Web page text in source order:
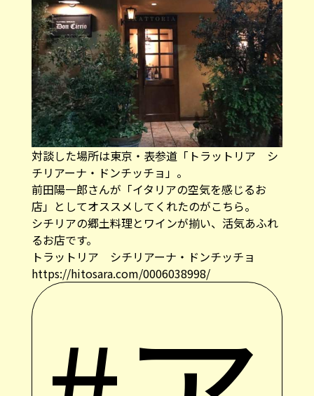
対談した場所は東京・表参道「トラットリア シ
チリアーナ・ドンチッチョ」。
前田陽一郎さんが「イタリアの空気を感じるお
店」としてオススメしてくれたのがこちら。
シチリアの郷土料理とワインが揃い、活気あふれ
るお店です。
トラットリア シチリアーナ・ドンチッチョ
https://hitosara.com/0006038998/